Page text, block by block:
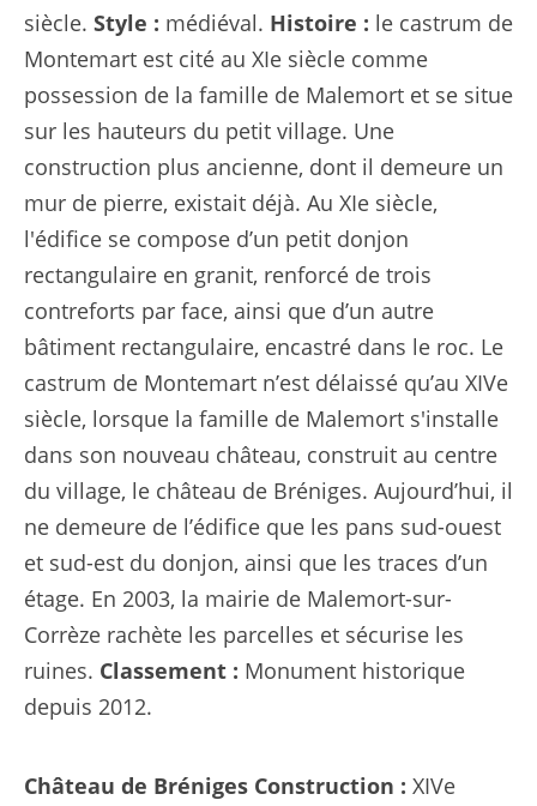
siècle. Style : médiéval. Histoire : le castrum de
Montemart est cité au XIe siècle comme
possession de la famille de Malemort et se situe
sur les hauteurs du petit village. Une
construction plus ancienne, dont il demeure un
mur de pierre, existait déjà. Au XIe siècle,
l'édifice se compose d’un petit donjon
rectangulaire en granit, renforcé de trois
contreforts par face, ainsi que d’un autre
bâtiment rectangulaire, encastré dans le roc. Le
castrum de Montemart n’est délaissé qu’au XIVe
siècle, lorsque la famille de Malemort s'installe
dans son nouveau château, construit au centre
du village, le château de Bréniges. Aujourd’hui, il
ne demeure de l’édifice que les pans sud-ouest
et sud-est du donjon, ainsi que les traces d’un
étage. En 2003, la mairie de Malemort-sur-
Corrèze rachète les parcelles et sécurise les
ruines. Classement : Monument historique
depuis 2012.
Château de Bréniges Construction : XIVe